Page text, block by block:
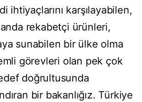
ihtiyaçlarını karşılayabilen,
rekabetçi ürünleri,
sunabilen bir ülke olma
görevleri olan pek çok
doğrultusunda
bir bakanlığız. Türkiye